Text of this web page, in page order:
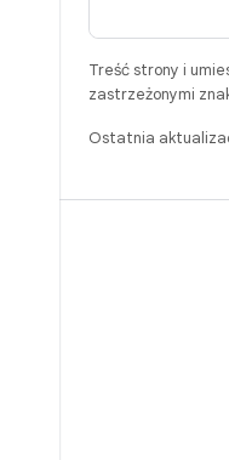
Treść strony i
zastrzeżonymi
Ostatnia